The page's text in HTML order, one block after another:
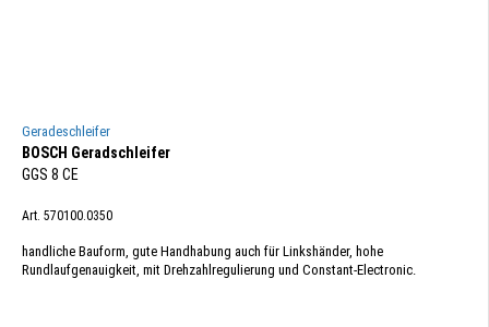
Geradeschleifer
BOSCH Geradschleifer
GGS 8 CE
Art. 570100.0350
handliche Bauform, gute Handhabung auch für Linkshänder, hohe
Rundlaufgenauigkeit, mit Drehzahlregulierung und Constant-Electronic.